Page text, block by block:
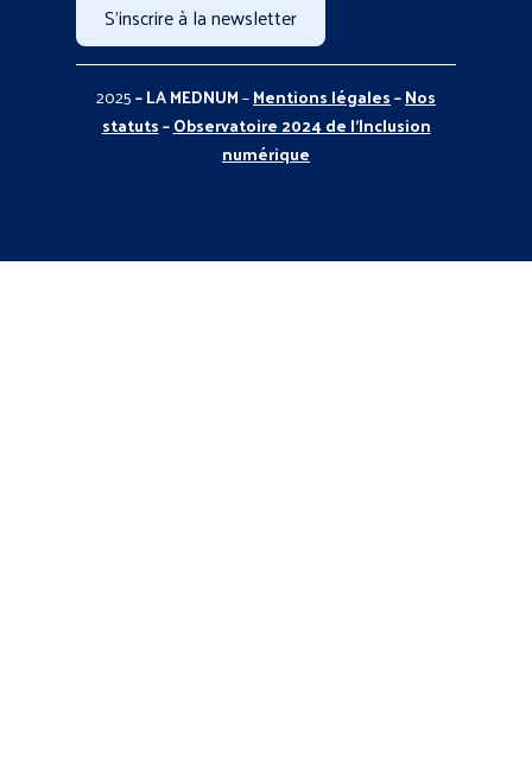
S'inscrire à la newsletter
2025– LA MEDNUM–Mentions légales–Nos
statuts–Observatoire 2024 de l’Inclusion
numérique